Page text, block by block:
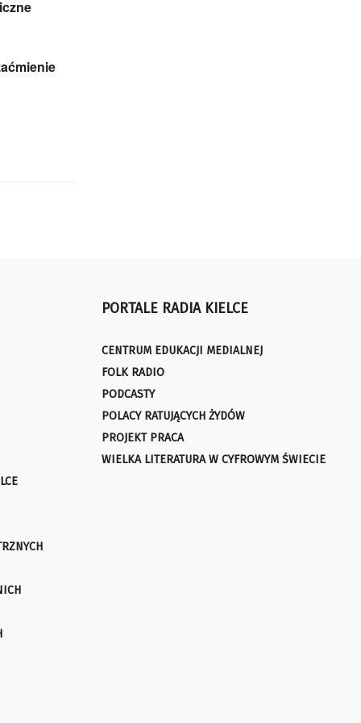
PORTALE RADIA KIELCE
CENTRUM EDUKACJI MEDIALNEJ
FOLK RADIO
PODCASTY
POLACY RATUJĄCYCH ŻYDÓW
PROJEKT PRACA
WIELKA LITERATURA W CYFROWYM ŚWIECIE